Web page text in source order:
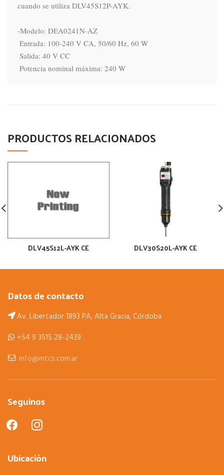
cuando se utiliza DLV45S12P-AYK.
-Modelo: DEA0241N-AZ
Potencia nominal máxima: 240 W
PRODUCTOS RELACIONADOS
DLV45S12L-AYK CE DLV30S20L-AYK CE
Datos de contacto
Av. Libertador 1893 PA, Alta Gracia, Córdoba
+54 9 3515 28-2439
info@mtcs.com.ar
Seguinos
facebookinstagram
Ubicación